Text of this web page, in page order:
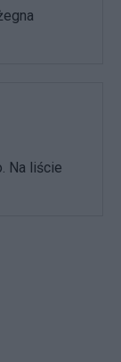
Na liście